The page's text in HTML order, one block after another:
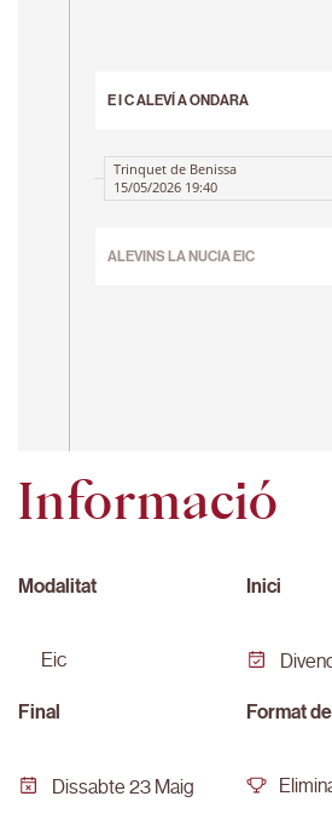
E I C ALEVÍ A ONDARA
ALEVINS LA NUCIA EIC
Trinquet de Benissa
15/05/2026 19:40
Informació
Modalitat
eic
Inici
Final
Dissabte 23 Maig
Format